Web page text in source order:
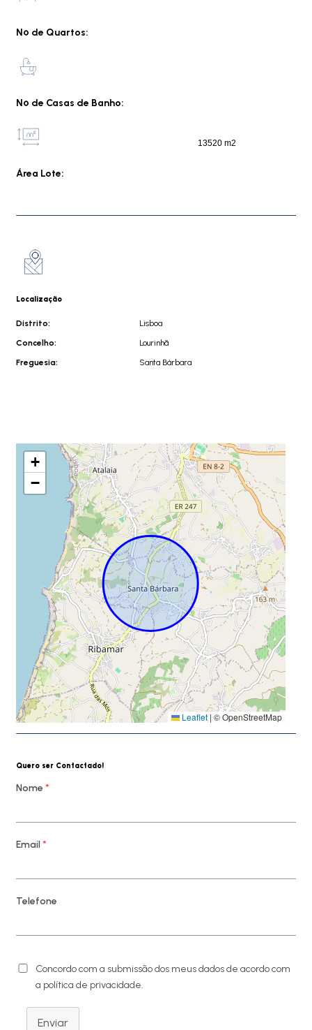
Nº de Quartos:
Nº de Casas de Banho:
Área Lote:
13520 m2
Localização
Distrito:
Lisboa
Concelho:
Lourinhã
Freguesia:
Santa Bárbara
+
−
Leaflet | © OpenStreetMap
Quero ser Contactado!
Nome *
Email*
Telefone
Concordo com a submissão dos meus dados de acordo com
a política de privacidade.
Enviar